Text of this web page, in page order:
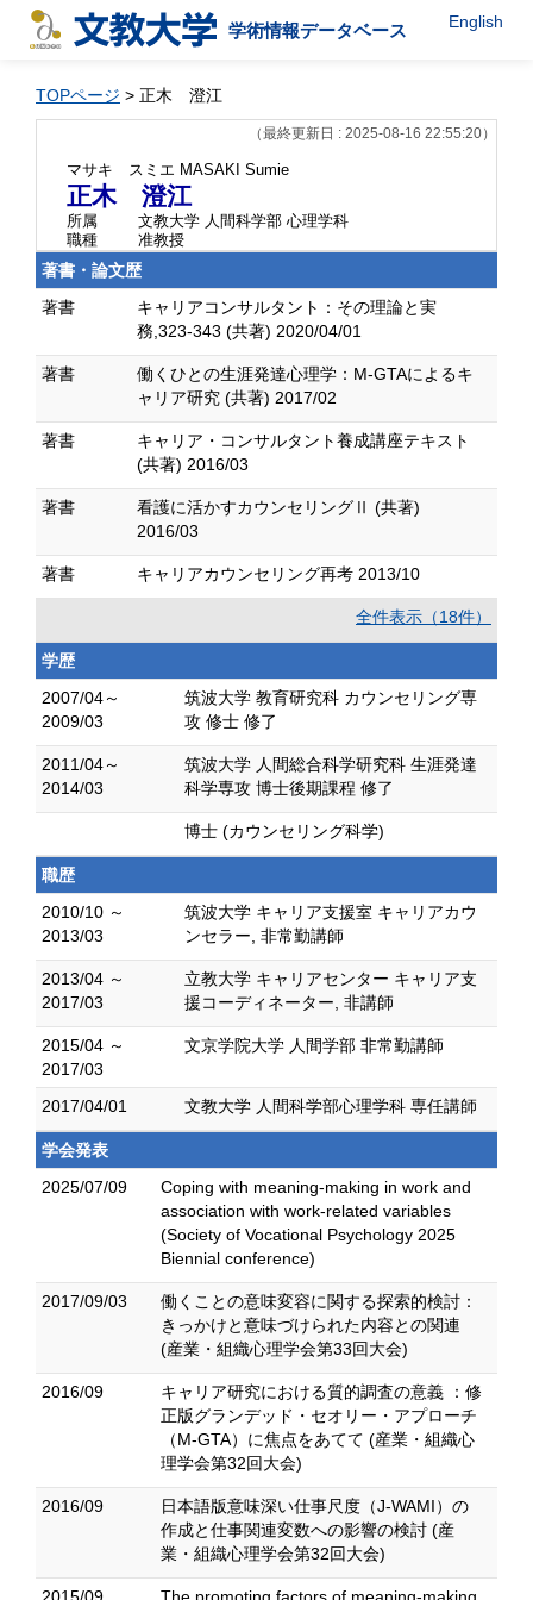
学術情報データベース English
TOPページ > 正木 澄江
（最終更新日 : 2025-08-16 22:55:20）
マサキ スミエ MASAKI Sumie
正木 澄江
所属
文教大学 人間科学部 心理学科
職種
准教授
著書・論文歴
著書
キャリアコンサルタント：その理論と実
務,323-343 (共著) 2020/04/01
著書
働くひとの生涯発達心理学：M-GTAによるキ
ャリア研究 (共著) 2017/02
著書
キャリア・コンサルタント養成講座テキスト
(共著) 2016/03
著書
看護に活かすカウンセリングⅡ (共著)
2016/03
著書 キャリアカウンセリング再考 2013/10
全件表示（18件）
学歴
2007/04～
2009/03
筑波大学 教育研究科 カウンセリング専
攻 修士 修了
2011/04～
2014/03
筑波大学 人間総合科学研究科 生涯発達
科学専攻 博士後期課程 修了
博士 (カウンセリング科学)
職歴
2010/10 ～
2013/03
筑波大学 キャリア支援室 キャリアカウ
ンセラー, 非常勤講師
2013/04 ～
2017/03
立教大学 キャリアセンター キャリア支
援コーディネーター, 非講師
2015/04 ～
2017/03
文京学院大学 人間学部 非常勤講師
2017/04/01 文教大学 人間科学部心理学科 専任講師
学会発表
2025/07/09
Coping with meaning-making in work and
association with work-related variables
(Society of Vocational Psychology 2025
Biennial conference)
2017/09/03
働くことの意味変容に関する探索的検討：
きっかけと意味づけられた内容との関連
(産業・組織心理学会第33回大会)
2016/09
キャリア研究における質的調査の意義 ：修
正版グランデッド・セオリー・アプローチ
（M-GTA）に焦点をあてて (産業・組織心
理学会第32回大会)
2016/09
日本語版意味深い仕事尺度（J-WAMI）の
作成と仕事関連変数への影響の検討 (産
業・組織心理学会第32回大会)